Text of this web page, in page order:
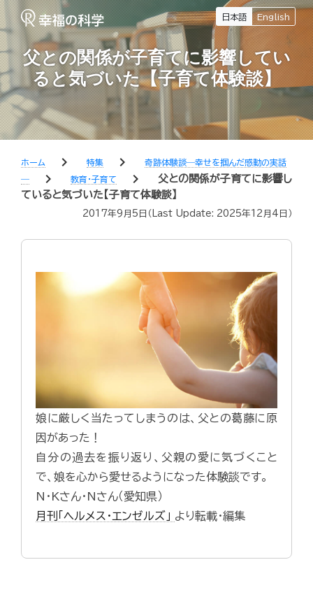
日本語 English
父との関係が子育てに影響してい
ると気づいた【子育て体験談】
ホーム chevron_right 特集 chevron_right
奇跡体験談―幸せを掴んだ感動の実話
―
chevron_right 教育・子育て chevron_right
父との関係が子育てに影響し
ていると気づいた【子育て体験談】
2017年9月5日 （Last Update: 2025年12月4日 ）
娘に厳しく当たってしまうのは、父との葛藤に原
因があった！
自分の過去を振り返り、父親の愛に気づくこと
で、娘を心から愛せるようになった体験談です。
N・Kさん・Nさん（愛知県）
月刊「ヘルメス・エンゼルズ」 より転載・編集